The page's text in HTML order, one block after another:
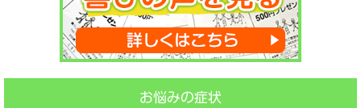
お悩みの症状